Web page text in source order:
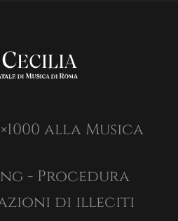
alla Musica
- Procedura
di illeciti